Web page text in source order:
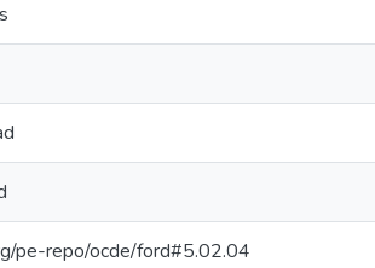
pe-repo/ocde/ford#5.02.04